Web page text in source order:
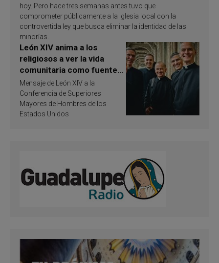
hoy. Pero hace tres semanas antes tuvo que
comprometer públicamente a la Iglesia local con la
controvertida ley que busca eliminar la identidad de las
minorías.
León XIV anima a los
religiosos a ver la vida
comunitaria como fuente
de inspiración y
santificación
Mensaje de León XIV a la
Conferencia de Superiores
Mayores de Hombres de los
Estados Unidos